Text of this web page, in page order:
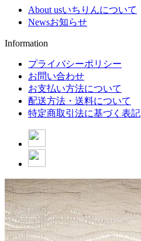
About usいちりんについて
Newsお知らせ
Information
プライバシーポリシー
お問い合わせ
お支払い方法について
配送方法・送料について
特定商取引法に基づく表記